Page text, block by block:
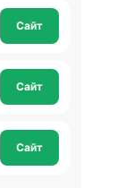
Сайт
Сайт
Сайт